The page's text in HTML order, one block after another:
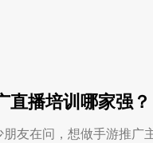
直播培训哪家强？
朋友在问，想做手游推广